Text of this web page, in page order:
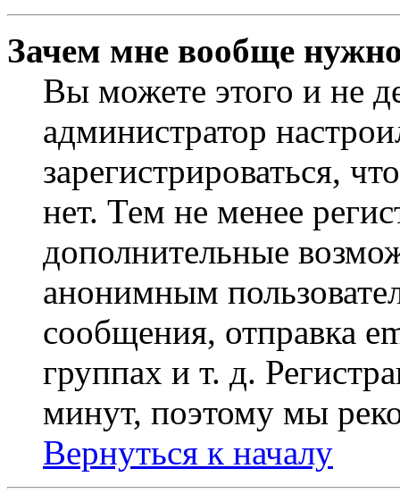
Зачем мне вообще
Вы можете этого и не
администратор
зарегистрироваться,
нет. Тем не менее
дополнительные
анонимным
сообщения, отправка
группах и т. д.
минут, поэтому мы
Вернуться к началу